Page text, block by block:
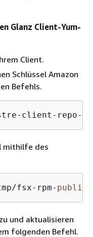
Glanz Client-Yum-
Client.
Schlüssel Amazon
Befehls.
client-repo-
mithilfe des
fsx-rpm- public
und aktualisieren
folgenden Befehl.